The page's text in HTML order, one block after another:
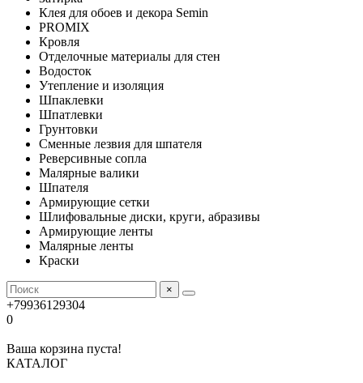
Клея для обоев и декора Semin
PROMIX
Кровля
Отделочные материалы для стен
Водосток
Утепление и изоляция
Шпаклевки
Шпатлевки
Грунтовки
Сменные лезвия для шпателя
Реверсивные сопла
Малярные валики
Шпателя
Армирующие сетки
Шлифовальные диски, круги, абразивы
Армирующие ленты
Малярные ленты
Краски
×
+79936129304
0
Ваша корзина пуста!
КАТАЛОГ